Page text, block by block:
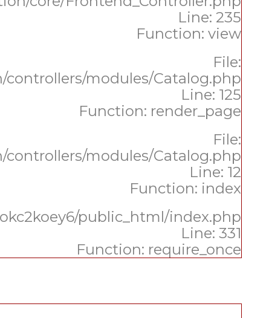
Line: 235
Function: view
File:
modules/Catalog.php
Line: 125
Function: render_page
File:
modules/Catalog.php
Line: 12
Function: index
public_html/index.php
Line: 331
Function: require_once